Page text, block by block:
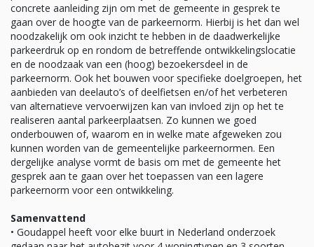
concrete aanleiding zijn om met de gemeente in gesprek te
gaan over de hoogte van de parkeernorm. Hierbij is het dan wel
noodzakelijk om ook inzicht te hebben in de daadwerkelijke
parkeerdruk op en rondom de betreffende ontwikkelingslocatie
en de noodzaak van een (hoog) bezoekersdeel in de
parkeernorm. Ook het bouwen voor specifieke doelgroepen, het
aanbieden van deelauto’s of deelfietsen en/of het verbeteren
van alternatieve vervoerwijzen kan van invloed zijn op het te
realiseren aantal parkeerplaatsen. Zo kunnen we goed
onderbouwen of, waarom en in welke mate afgeweken zou
kunnen worden van de gemeentelijke parkeernormen. Een
dergelijke analyse vormt de basis om met de gemeente het
gesprek aan te gaan over het toepassen van een lagere
parkeernorm voor een ontwikkeling.
Samenvattend
• Goudappel heeft voor elke buurt in Nederland onderzoek